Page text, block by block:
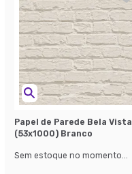
Papel de Parede Bela Vista
(53x1000) Branco
Sem estoque no momento...